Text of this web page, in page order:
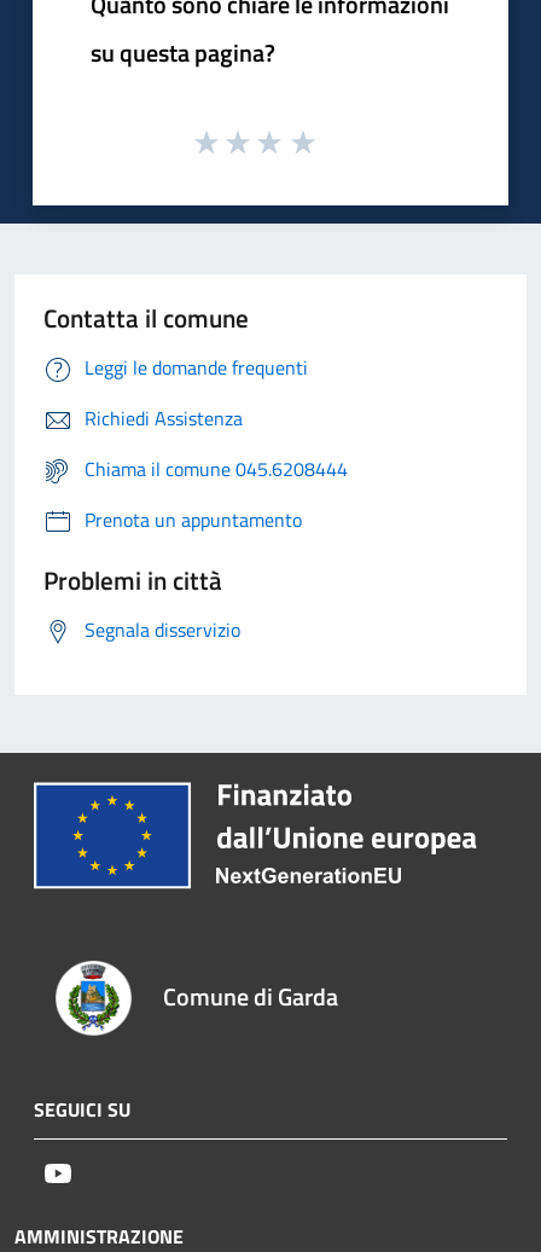
su questa pagina?
Contatta il comune
Leggi le domande frequenti
Richiedi Assistenza
Chiama il comune 045.6208444
Prenota un appuntamento
Problemi in città
Segnala disservizio
Comune di Garda
SEGUICI SU
AMMINISTRAZIONE